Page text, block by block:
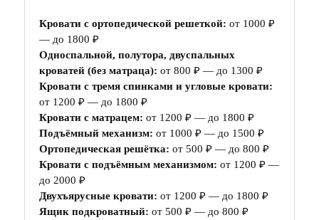
Кровати с ортопедической решеткой: от 1000 ₽
— до 1800 ₽
Односпальной, полутора, двуспальных
кроватей (без матраца): от 800 ₽ — до 1300 ₽
Кровати с тремя спинками и угловые кровати:
от 1200 ₽ — до 1800 ₽
Кровати с матрацем: от 1200 ₽ — до 1800 ₽
Подъёмный механизм: от 1000 ₽ — до 1500 ₽
Ортопедическая решётка: от 500 ₽ — до 800 ₽
Кровати с подъёмным механизмом: от 1200 ₽ —
до 2000 ₽
Двухъярусные кровати: от 1200 ₽ — до 1800 ₽
Ящик подкроватный: от 500 ₽ — до 800 ₽